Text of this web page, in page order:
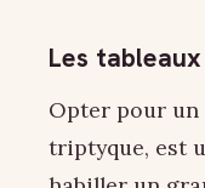
Les
Opter pour un
triptyque, est